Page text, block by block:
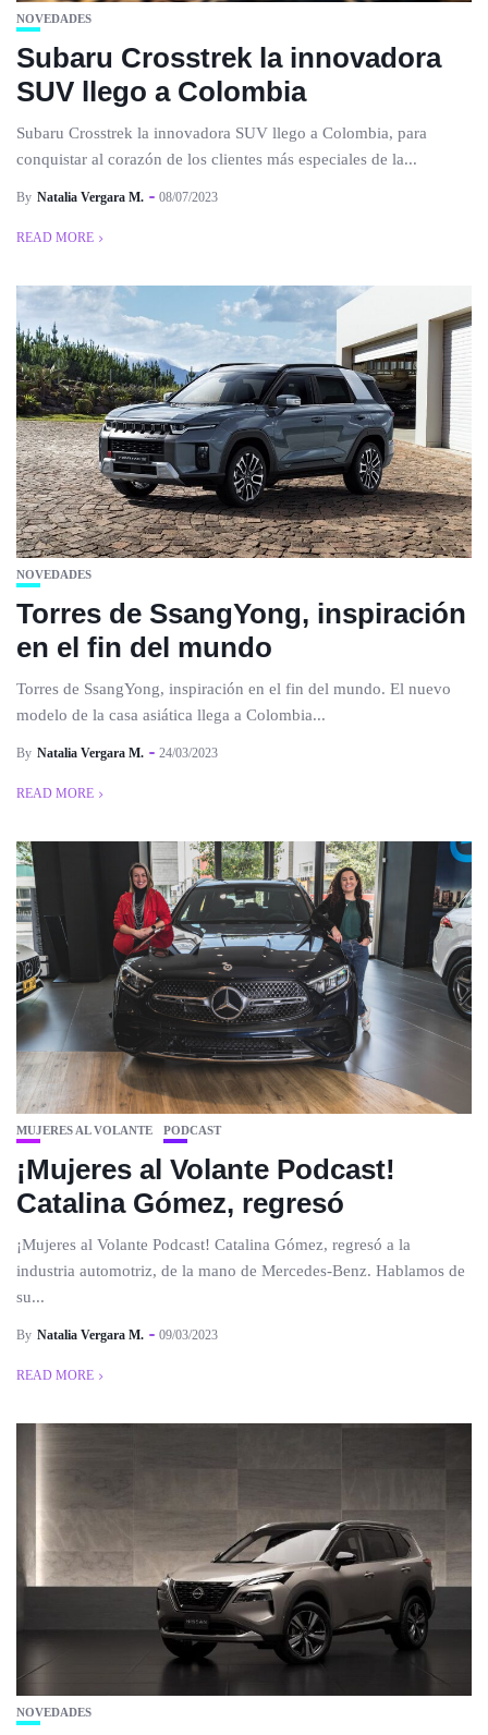
NOVEDADES
Subaru Crosstrek la innovadora
SUV llego a Colombia
Subaru Crosstrek la innovadora SUV llego a Colombia, para
conquistar al corazón de los clientes más especiales de la...
By Natalia Vergara M. 08/07/2023
READ MORE
NOVEDADES
Torres de SsangYong, inspiración
en el fin del mundo
Torres de SsangYong, inspiración en el fin del mundo. El nuevo
modelo de la casa asiática llega a Colombia...
By Natalia Vergara M. 24/03/2023
READ MORE
MUJERES AL VOLANTE PODCAST
¡Mujeres al Volante Podcast!
Catalina Gómez, regresó
¡Mujeres al Volante Podcast! Catalina Gómez, regresó a la
industria automotriz, de la mano de Mercedes-Benz. Hablamos de
su...
By Natalia Vergara M. 09/03/2023
READ MORE
NOVEDADES